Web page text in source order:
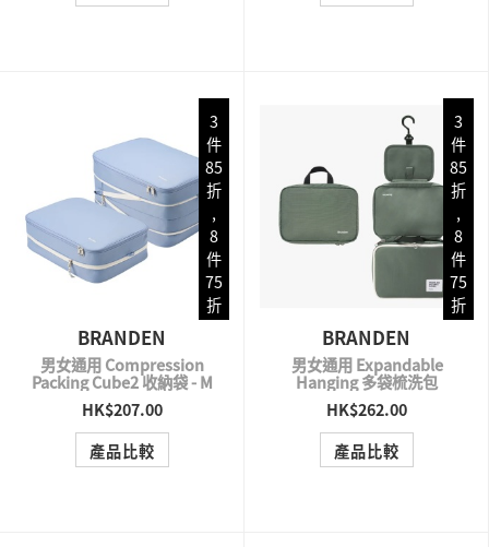
QUICK VIEW
BRANDEN
男女通用 Compression
Packing Cube2 收納袋 - M
HK$207.00
產品比較
3
件
85
折
,
8
件
75
折
QUICK VIEW
BRANDEN
男女通用 Expandable
Hanging 多袋梳洗包
HK$262.00
產品比較
3
件
85
折
,
8
件
75
折